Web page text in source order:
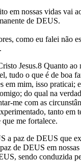
em nossas vidas vai
de DEUS.
como eu falei não
Jesus.8 Quanto ao
tudo o que é de boa
em mim, isso praticai;
do qual na
me com as
tanto em
que me fortalece.
a paz de DEUS que
de DEUS em
sendo conduzida